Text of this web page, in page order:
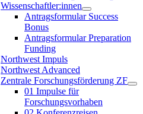
Wissenschaftler:innen
Antragsformular Success
Bonus
Antragsformular Preparation
Funding
Northwest Impuls
Northwest Advanced
Zentrale Forschungsförderung ZF
01 Impulse für
Forschungsvorhaben